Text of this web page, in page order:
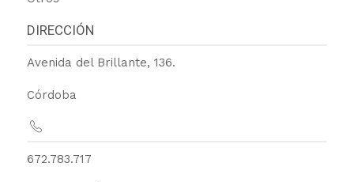
DIRECCIÓN
Avenida del Brillante, 136.
Córdoba
672.783.717